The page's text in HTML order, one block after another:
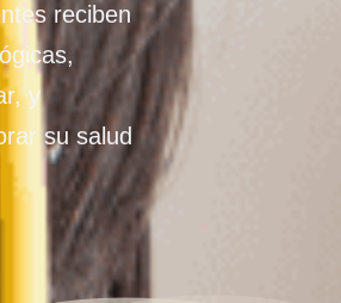
reciben
y
su salud